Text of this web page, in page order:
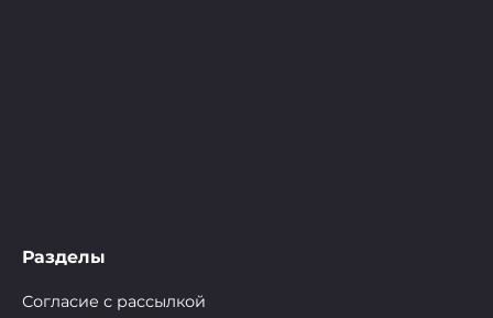
Разделы
Согласие с рассылкой